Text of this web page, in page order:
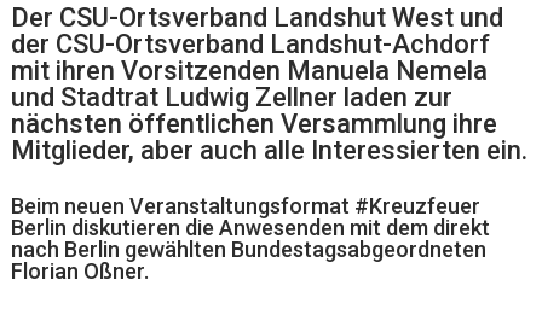
Der CSU-Ortsverband Landshut West und
der CSU-Ortsverband Landshut-Achdorf
mit ihren Vorsitzenden Manuela Nemela
und Stadtrat Ludwig Zellner laden zur
nächsten öffentlichen Versammlung ihre
Mitglieder, aber auch alle Interessierten ein.
Beim neuen Veranstaltungsformat #Kreuzfeuer
Berlin diskutieren die Anwesenden mit dem direkt
nach Berlin gewählten Bundestagsabgeordneten
Florian Oßner.